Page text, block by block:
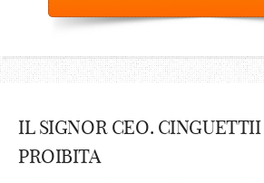
IL SIGNOR CEO.
PROIBITA